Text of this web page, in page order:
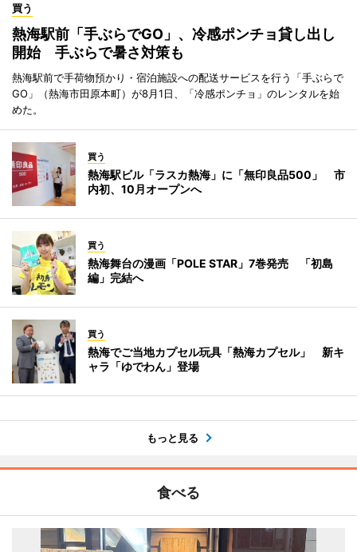
買う
熱海駅前「手ぶらでGO」、冷感ポンチョ貸し出し
開始 手ぶらで暑さ対策も
熱海駅前で手荷物預かり・宿泊施設への配送サービスを行う「手ぶらで
GO」（熱海市田原本町）が8月1日、「冷感ポンチョ」のレンタルを始
めた。
買う
熱海駅ビル「ラスカ熱海」に「無印良品500」 市
内初、10月オープンへ
買う
熱海舞台の漫画「POLE STAR」7巻発売 「初島
編」完結へ
買う
熱海でご当地カプセル玩具「熱海カプセル」 新キ
ャラ「ゆでわん」登場
もっと見る
食べる